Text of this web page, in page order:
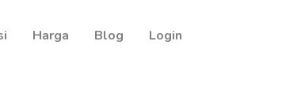
Harga Blog Login